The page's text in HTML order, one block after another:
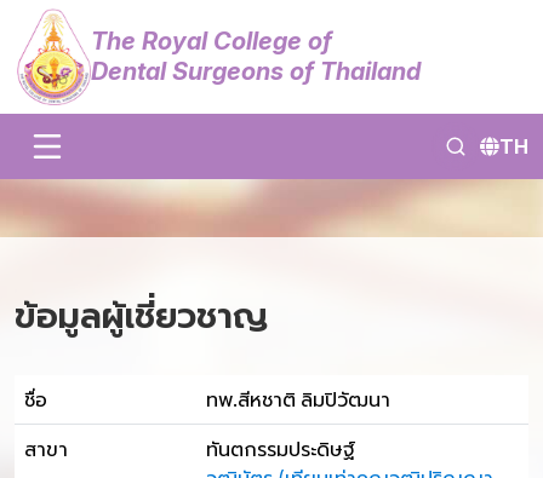
The Royal College of
Dental Surgeons of Thailand
TH
ข้อมูลผู้เชี่ยวชาญ
ชื่อ ทพ.สีหชาติ ลิมปิวัฒนา
สาขา
ทันตกรรมประดิษฐ์